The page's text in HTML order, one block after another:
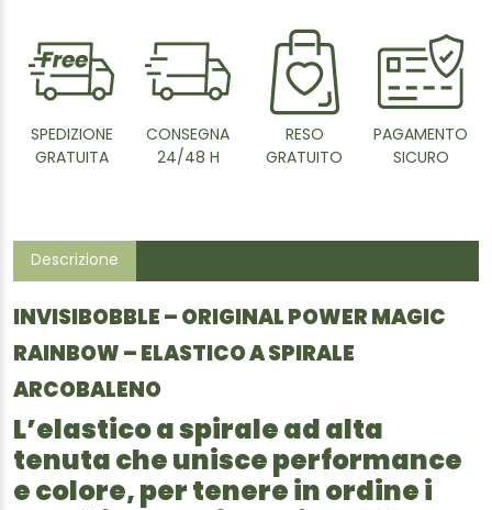
SPEDIZIONE
GRATUITA
CONSEGNA
24/48 H
RESO
GRATUITO
PAGAMENTO
SICURO
Descrizione
INVISIBOBBLE – ORIGINAL POWER MAGIC
RAINBOW – ELASTICO A SPIRALE
ARCOBALENO
L’elastico a spirale ad alta
tenuta che unisce performance
e colore, per tenere in ordine i